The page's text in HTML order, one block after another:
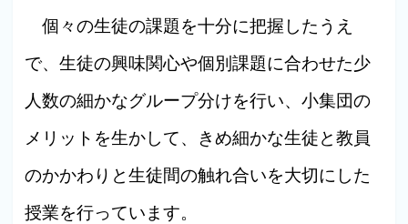
個々の生徒の課題を十分に把握したうえ
で、生徒の興味関心や個別課題に合わせた少
人数の細かなグループ分けを行い、小集団の
メリットを生かして、きめ細かな生徒と教員
のかかわりと生徒間の触れ合いを大切にした
授業を行っています。